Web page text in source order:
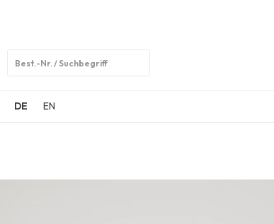
DE
EN